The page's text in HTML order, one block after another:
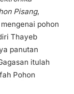
Pisang,
pohon
Thayeb
panutan
itulah
Pohon